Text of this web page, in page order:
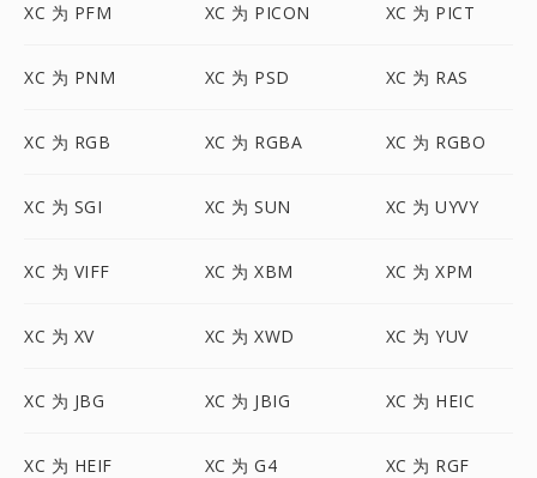
XC 为 PFM XC 为 PICON XC 为 PICT
XC 为 PNM XC 为 PSD XC 为 RAS
XC 为 RGB XC 为 RGBA XC 为 RGBO
XC 为 SGI XC 为 SUN XC 为 UYVY
XC 为 VIFF XC 为 XBM XC 为 XPM
XC 为 XV XC 为 XWD XC 为 YUV
XC 为 JBG XC 为 JBIG XC 为 HEIC
XC 为 HEIF XC 为 G4 XC 为 RGF